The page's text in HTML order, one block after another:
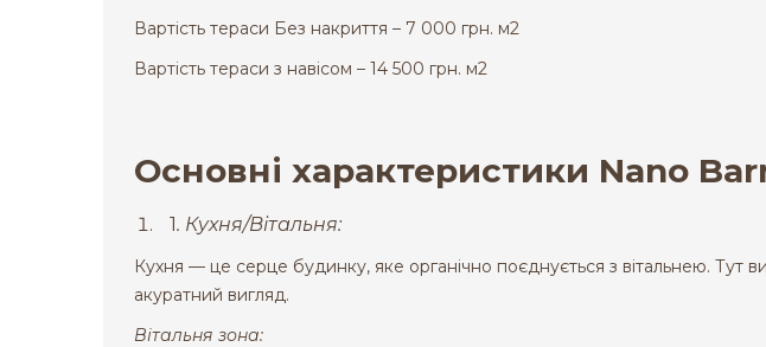
Вартість тераси Без накриття – 7 000 грн. м2
Вартість тераси з навісом – 14 500 грн. м2
Основні характеристики Nano
1. Кухня/Вітальня:
Кухня — це серце будинку, яке органічно поєднується з вітальнею. Тут
акуратний вигляд.
Вітальня зона: